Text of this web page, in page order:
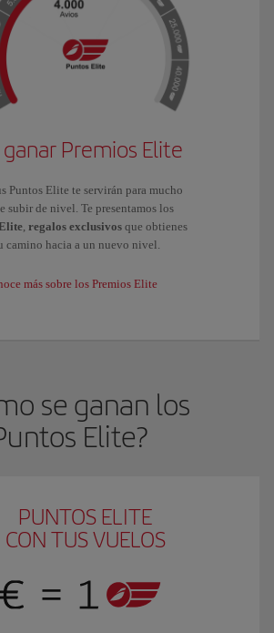
ganar Premios Elite
Puntos Elite te servirán para mucho
subir de nivel. Te presentamos los
, regalos exclusivosque obtienes
camino hacia a un nuevo nivel.
más sobre los Premios Elite
se ganan los
Elite?
PUNTOS ELITE
CON TUS VUELOS